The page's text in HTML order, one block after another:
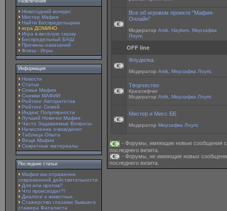
Развлечения
Новогодний конкурс
Мистер Мафия
Найти Беспредельщика
игра ДОМИНО
Игра в весёлую сказку
Беспредельный БАШ
Причины наказаний
Флеш - Игры
Информация
Новости
Статьи
Семьи Мафии
Снимки МАФИИ
Рейтинг Авторитетов
Рейтинг Семей
Индекс Популярности
Лучший Новичок Мафии
Часто Задаваемые Вопросы
Начисление очков/денег
Таблица Опыта
Вещи Мафии
Секретные материалы
Последние статьи
Мафия как отражение
современной действительности
Для или против?
Что происходит?!
Диалоги о животных.
Стажерство глазами бывшего
стажера Фаталиста
Все об игровом проекте "Мафия-
Онлайн"
Модератор Artik Hayken
Мерзафка
Лоупс
OFF line
Флудилка.
Модератор Artik Мерзафка Лоупс
Творчество
Креатифчиг
Модератор Artik Мерзафка Лоупс
Мистер и Мисс ББ
Модератор Мерзафка Лоупс
- Форумы, имеющие новые сообщения
последнего визита.
- Форумы, не имеющие новых
последнего визита.